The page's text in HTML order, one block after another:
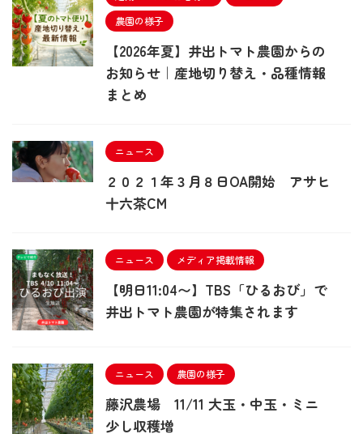
農園の様子
【2026年夏】井出トマト農園からの
お知らせ｜産地切り替え・品種情報
まとめ
ニュース
２０２１年３月８日OA開始 アサヒ
十六茶CM
ニュース メディア掲載情報
【明日11:04〜】TBS「ひるおび」で
井出トマト農園が特集されます
ニュース 農園の様子
藤沢農場 11/11 大玉・中玉・ミニ
少し収穫増